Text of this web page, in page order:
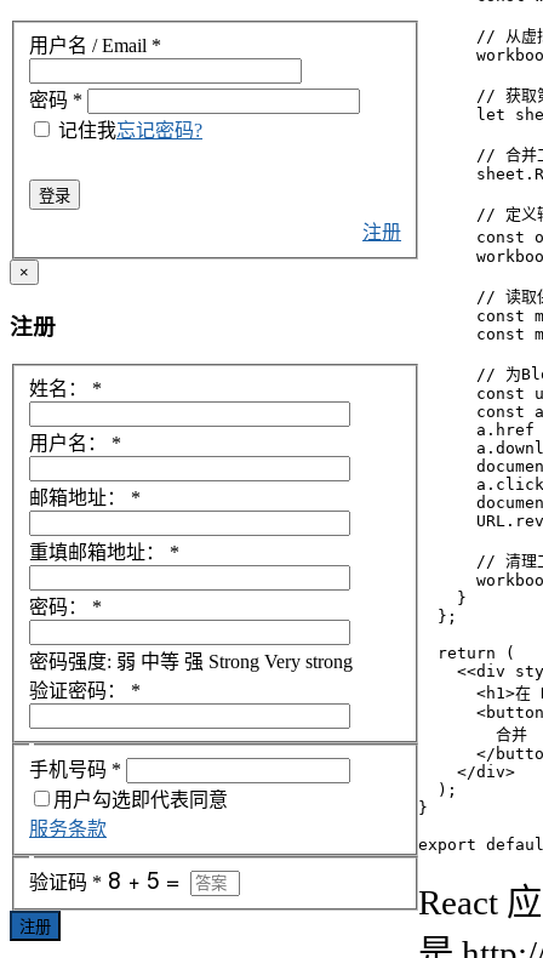
// 从虚
// 获取
let
// 合并
// 定义
const
// 读取
const
const
// 为
const
const
a.href
// 清理
    }
  };
  return (
<<div
<h1>在
        合并
</
    </div>
  );
}
export
React
用户名 / Email *
密码 *
记住我忘记密码?
登录
注册
×
注册
姓名： *
用户名： *
邮箱地址： *
重填邮箱地址： *
密码： *
密码强度: 弱 中等 强 Strong Very strong
验证密码：
*
手机号码 *
用户勾选即代表同意
服务条款
验证码 *
注册